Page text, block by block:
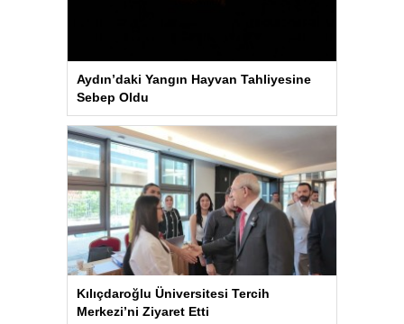
Aydın’daki Yangın Hayvan Tahliyesine
Sebep Oldu
Kılıçdaroğlu Üniversitesi Tercih
Merkezi’ni Ziyaret Etti